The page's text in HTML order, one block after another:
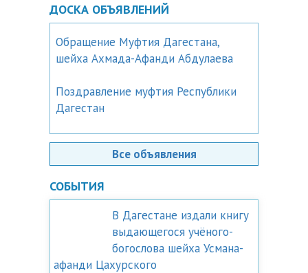
ДОСКА ОБЪЯВЛЕНИЙ
Обращение Муфтия Дагестана,
шейха Ахмада-Афанди Абдулаева
Поздравление муфтия Республики
Дагестан
Все объявления
СОБЫТИЯ
В Дагестане издали книгу
выдающегося учёного-
богослова шейха Усмана-
афанди Цахурского